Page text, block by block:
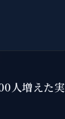
人増えた実